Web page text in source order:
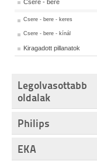
Csere - bere
Csere - bere - keres
Csere - bere - kínál
Kiragadott pillanatok
Legolvasottabb
oldalak
Philips
EKA